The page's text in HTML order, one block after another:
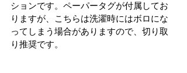
ションです。ペーパータグが付属してお
りますが、こちらは洗濯時にはボロにな
ってしまう場合がありますので、切り取
り推奨です。